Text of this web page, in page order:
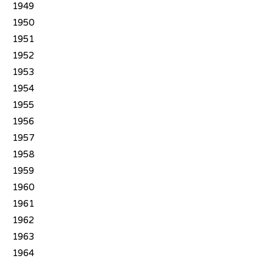
1949
1950
1951
1952
1953
1954
1955
1956
1957
1958
1959
1960
1961
1962
1963
1964